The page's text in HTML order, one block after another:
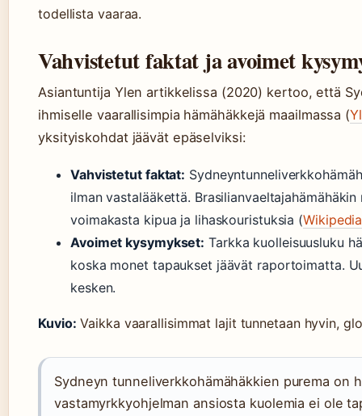
todellista vaaraa.
Vahvistetut faktat ja avoimet
Asiantuntija Ylen artikkelissa (2020) kertoo, että
ihmiselle vaarallisimpia hämähäkkejä maailmassa (
yksityiskohdat jäävät epäselviksi:
Vahvistetut faktat:
ilman vastalääkettä.
voimakasta kipua ja lihaskouristuksia (
Avoimet kysymykset: Tarkka kuolleisuusluku
koska monet tapaukset jäävät raportoimatta.
kesken.
Kuvio: Vaikka vaarallisimmat lajit tunnetaan hyvin,
Sydneyn tunneliverkkohämähäkkien purema on
vastamyrkkyohjelman ansiosta kuolemia ei ole